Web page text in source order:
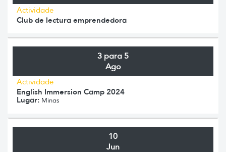
Actividade
Club de lectura emprendedora
3 para 5
Ago
Actividade
English Immersion Camp 2024
Lugar: Minas
10
Jun